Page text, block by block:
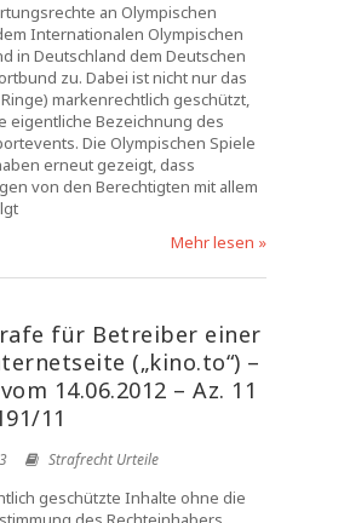
an Olympischen
Internationalen Olympischen
in Deutschland dem Deutschen
zu. Dabei ist nicht nur das
markenrechtlich geschützt,
eigentliche Bezeichnung des
Die Olympischen Spiele
erneut gezeigt, dass
von den Berechtigten mit allem
Mehr lesen »
für Betreiber einer
(„kino.to“) –
14.06.2012 – Az. 11
11
Strafrecht Urteile
geschützte Inhalte ohne die